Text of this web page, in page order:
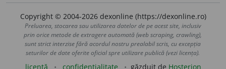
Copyright © 2004-2026 dexonline (https://dexonline.ro)
Preluarea, stocarea sau utilizarea datelor de pe acest site, inclusiv
prin orice metode de extragere automată (web scraping, crawling),
sunt strict interzise fără acordul nostru prealabil scris, cu excepția
seturilor de date oferite oficial spre utilizare publică (vezi licența).
licență confidențialitate găzduit de Hosterion